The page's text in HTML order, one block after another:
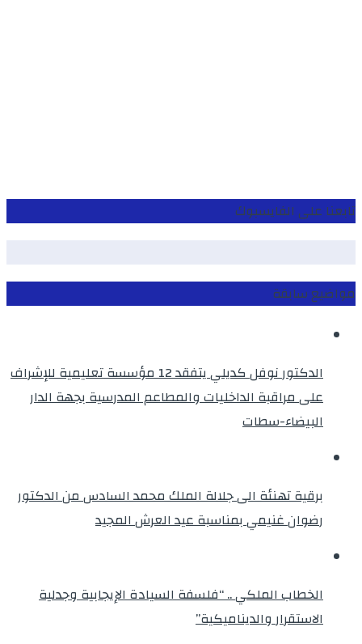
تابعنا على الفايسبوك
مواضيع سابقة
الدكتور نوفل كديلي يتفقد 12 مؤسسة تعليمية للإشراف
على مراقبة الداخليات والمطاعم المدرسية بجهة الدار
البيضاء-سطات
برقية تهنئة الى جلالة الملك محمد السادس من الدكتور
رضوان غنيمي بمناسبة عيد العرش المجيد
الخطاب الملكي .. “فلسفة السيادة الإيجابية وجدلية
الاستقرار والديناميكية”